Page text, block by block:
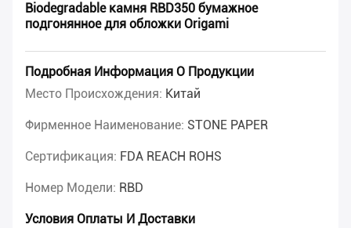
Biodegradable камня RBD350 бумажное
подгонянное для обложки Origami
Подробная Информация О Продукции
Место Происхождения: Китай
Фирменное Наименование: STONE PAPER
Сертификация: FDA REACH ROHS
Номер Модели: RBD
Условия Оплаты И Доставки